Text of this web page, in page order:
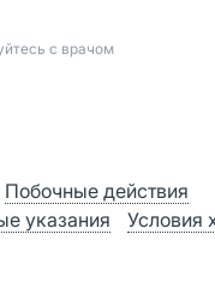
с врачом
Побочные действия
указания
Условия